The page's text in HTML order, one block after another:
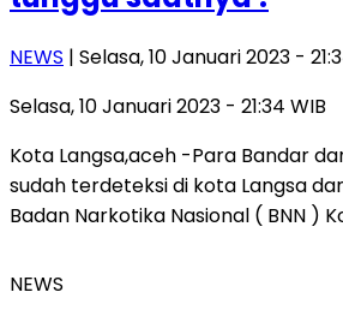
NEWS | Selasa, 10 Januari 2023 -
Selasa, 10 Januari 2023 - 21:34 WIB
Kota Langsa,aceh -Para Bandar
sudah terdeteksi di kota Langsa
Badan Narkotika Nasional ( BNN )
NEWS